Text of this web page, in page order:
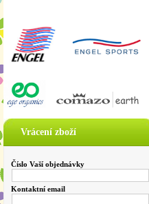
Vrácení zboží
Číslo Vaší objednávky
Kontaktní email